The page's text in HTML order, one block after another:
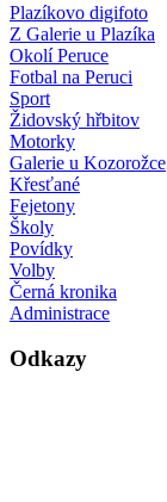
Plazíkovo digifoto
Z Galerie u Plazíka
Okolí Peruce
Fotbal na Peruci
Sport
Židovský hřbitov
Motorky
Galerie u Kozorožce
Křesťané
Fejetony
Školy
Povídky
Volby
Černá kronika
Administrace
Odkazy